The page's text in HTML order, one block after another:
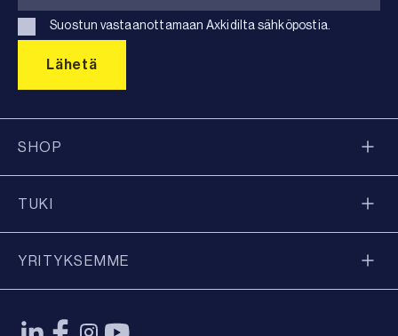
Suostun vastaanottamaan Axkidilta sähköpostia.
SHOP
TUKI
YRITYKSEMME